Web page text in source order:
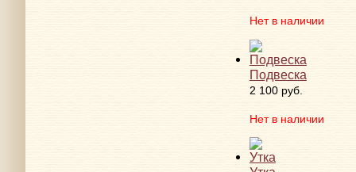
Нет в наличии
Подвеска
2 100 руб.
Нет в наличии